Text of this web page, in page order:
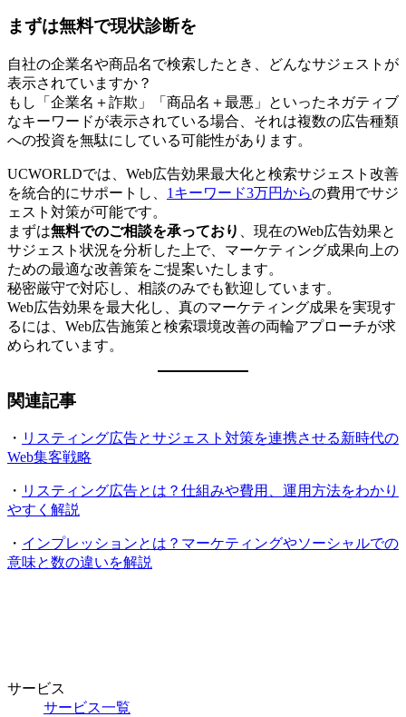
まずは無料で現状診断を
自社の企業名や商品名で検索したとき、どんなサジェストが
表示されていますか？
もし「企業名＋詐欺」「商品名＋最悪」といったネガティブ
なキーワードが表示されている場合、それは複数の広告種類
への投資を無駄にしている可能性があります。
UCWORLDでは、Web広告効果最大化と検索サジェスト改善
を統合的にサポートし、 1キーワード3万円からの費用でサジ
ェスト対策が可能です。
まずは無料でのご相談を承っており
、現在のWeb広告効果と
サジェスト状況を分析した上で、マーケティング成果向上の
ための最適な改善策をご提案いたします。
秘密厳守で対応し、相談のみでも歓迎しています。
Web広告効果を最大化し、真のマーケティング成果を実現す
るには、Web広告施策と検索環境改善の両輪アプローチが求
められています。
関連記事
・ リスティング広告とサジェスト対策を連携させる新時代の
Web集客戦略
・ リスティング広告とは？仕組みや費用、運用方法をわかり
やすく解説
・ インプレッションとは？マーケティングやソーシャルでの
意味と数の違いを解説
サービス
サービス一覧